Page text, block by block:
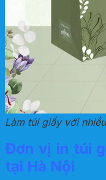
Làm túi giấy với
Đơn vị in túi
tại Hà Nội